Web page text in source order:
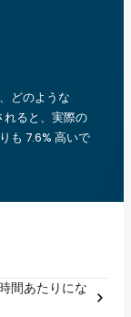
どのような
れると、実際の
も 7.6% 高いで
間あたりにな